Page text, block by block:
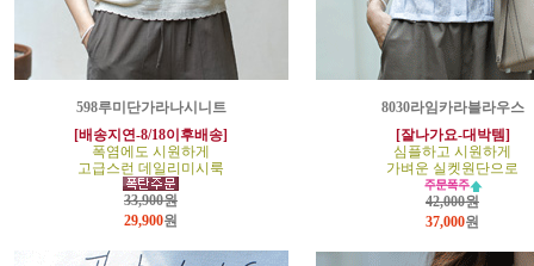
598루미단가라나시니트
[배송지연-8/18이후배송]
폭염에도 시원하게
고급스런 데일리미시룩
33,900원
29,900원
8030라임카라블라우스
[잘나가요-대박템]
심플하고 시원하게
가벼운 실켓원단으로
42,000원
37,000원